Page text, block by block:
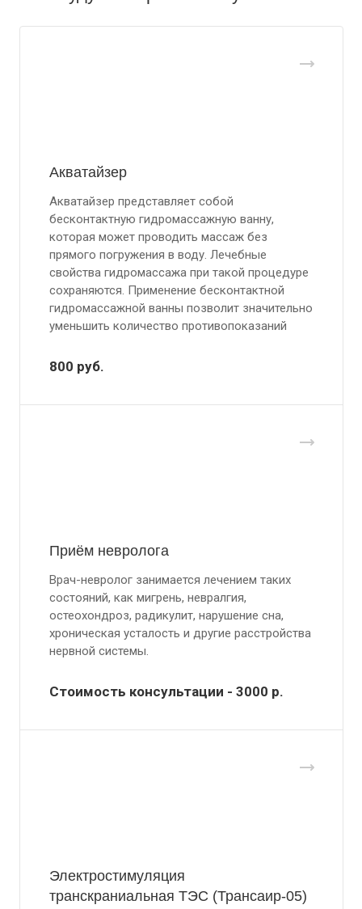
Акватайзер
Акватайзер представляет собой
бесконтактную гидромассажную ванну,
которая может проводить массаж без
прямого погружения в воду. Лечебные
свойства гидромассажа при такой процедуре
сохраняются. Применение бесконтактной
гидромассажной ванны позволит значительно
уменьшить количество противопоказаний
800 руб.
Приём невролога
Врач-невролог занимается лечением таких
состояний, как мигрень, невралгия,
остеохондроз, радикулит, нарушение сна,
хроническая усталость и другие расстройства
нервной системы.
Стоимость консультации - 3000 р.
Электростимуляция
транскраниальная ТЭС (Трансаир-05)